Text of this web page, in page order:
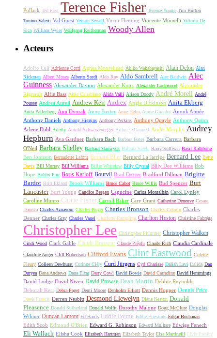
Pollack Ted Post Terence Fisher Terence Young Tim Burton
Tonino Valerii Val Guest Vernon Sewell Victor Fleming Vincente Minnelli Vittorio De
Sica William Wyler Wolfgang Reitherman Woody Allen
Acteurs
Adolfo Celi Adrienne Corri Agnes Moorehead Akiko Wakabayashi Alain Delon Alan
Rickman Albert Moses Alberto Sordi Aldo Ray Aldo Sambrell Alec Baldwin Alec
Guinness Alexander Davion Alexander Knox Alexander Lockwood Alexandre
Rignault Alfie Bass Alfio Caltabiano Alida Valli Alison Doody André Morell André
Pousse Andrea Aureli Andrew Keir Andrex Angie Dickinson Anita Ekberg
Anita Pallenberg Ann Dvorak Anne Baxter Anne Helm Annie Girardot Anouk Aimée
Anthony Daniels Anthony Higgins Anthony Perkins Anthony Quayle Anthony Quinn
Arlene Dahl Arletty Arnold Schwarzenegger Arthur O'Connell Audie Murphy Audrey
Hepburn Ava Gardner Barbara Bach Barbara Bates Barbara Carrera Barbara
O'Neil Barbara Shelley Barbara Stanwyck Barbara Steele Barry Sullivan Basil Rathbone
Ben Johnson Bernadette Lafont Bernard Blier Bernard La Jarrige Bernard Lee Bette
Davis Bill Murray Bill Williams Billie Whitelaw Billy Crystal Billy Dee Williams Bob
Hope Bobby Parr Boris Karloff Bourvil Brad Dexter Bradford Dillman Brigitte
Bardot Britt Ekland Brook Williams Bruce Cabot Bruce Willis Bud Spencer Burt
Lancaster Burt Young Candice Bergen Capucine Carlos Montalbán Carol Lynley
Caroline Munro Carrie Fisher Carroll Baker Cary Grant Catherine Deneuve Cesare
Danova Charles Aznavour Charles Boyer Charles Bronson Charles Coburn Charles
Denner Charles Gray Charles Vanel Charlotte Rampling Charlton Heston Christine Fabréga
Christopher Lee Christopher Plummer Christopher Walken
Cindi Wood Clark Gable Claude Brasseur Claude Piéplu Claude Rich Claudia Cardinale
Claudine Auger Cliff Robertson Clifford Evans Clint Eastwood Colette
Fleury Colleen Dewhurst Corinne Cléry Curd Jürgens Cyd Charisse Daliah Lavi Dalida Dan
Duryea Dana Andrews Dana Elcar Darry Cowl David Bowie David Carradine David Hemmings
David Lodge David Niven David Prowse Dean Martin Debbie Reynolds
Deborah Kerr Debra Paget Demi Moore Denholm Elliott Dennis Hopper Dennis Price
Derek Francis Derren Nesbitt Desmond Llewelyn Diane Keaton Donald
Pleasence Donald Sutherland Donald Wolfit Dorothy Malone Doug McClure Douglas
Wilmer Duncan Lamont Ed Harris Eddie Byrne Eddie Firestone Edgar Buchanan
Edith Scob Edmond O'Brien Edward G. Robinson Edward Mulhare Edwige Fenech
Eli Wallach Elisha Cook Elizabeth Hartman Elizabeth Taylor Elsa Martinelli Elvis Presley